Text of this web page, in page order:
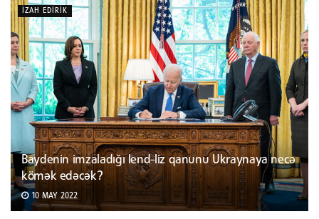
İZAH EDIRIK
Baydenin imzaladığı lend-liz qanunu Ukraynaya necə
kömək edəcək?
10 MAY 2022